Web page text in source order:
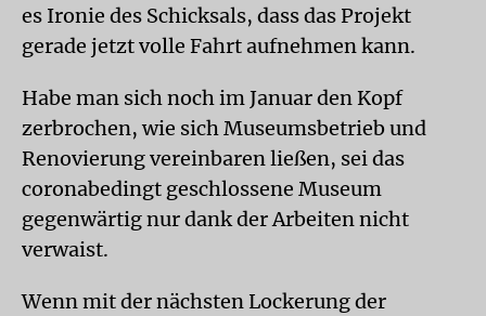
es Ironie des Schicksals, dass das Projekt
gerade jetzt volle Fahrt aufnehmen kann.
Habe man sich noch im Januar den Kopf
zerbrochen, wie sich Museumsbetrieb und
Renovierung vereinbaren ließen, sei das
coronabedingt geschlossene Museum
gegenwärtig nur dank der Arbeiten nicht
verwaist.
Wenn mit der nächsten Lockerung der